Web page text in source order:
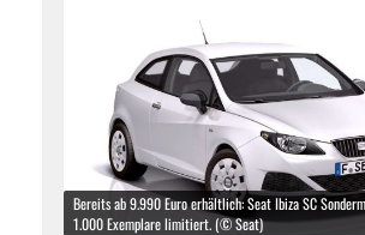
Bereits ab 9.990 Euro erhältlich: Seat Ibiza SC
1.000 Exemplare limitiert. (© Seat)